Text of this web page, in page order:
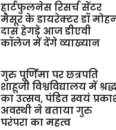
हार्टफुलनेस रिसर्च सेंटर
मैसूर के डायरेक्टर डॉ
दास हेगड़े आज डीएवी
कॉलेज में देंगे व्याख्यान
गुरु पूर्णिमा पर छत्रपति
शाहूजी विश्वविद्यालय में
का उत्सव, पंडित स्वयं
अवस्थी ने बताया गुरु
परंपरा का महत्व